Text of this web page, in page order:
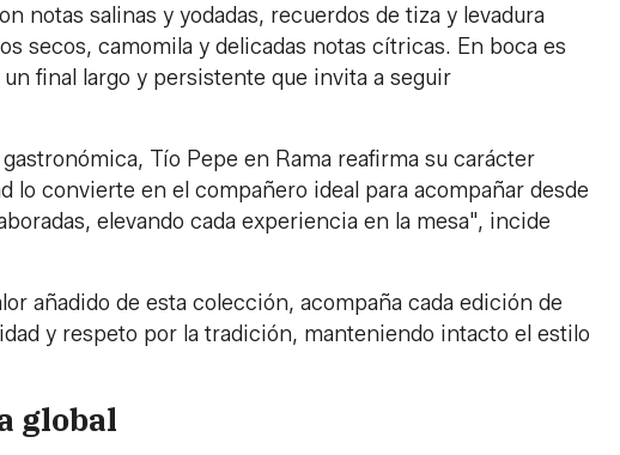
notas salinas y yodadas, recuerdos de tiza y levadura
secos, camomila y delicadas notas cítricas. En boca es
final largo y persistente que invita a seguir
Tío Pepe en Rama reafirma su carácter
lo convierte en el compañero ideal para acompañar desde
elevando cada experiencia en la mesa", incide
añadido de esta colección, acompaña cada edición de
y respeto por la tradición, manteniendo intacto el estilo
global